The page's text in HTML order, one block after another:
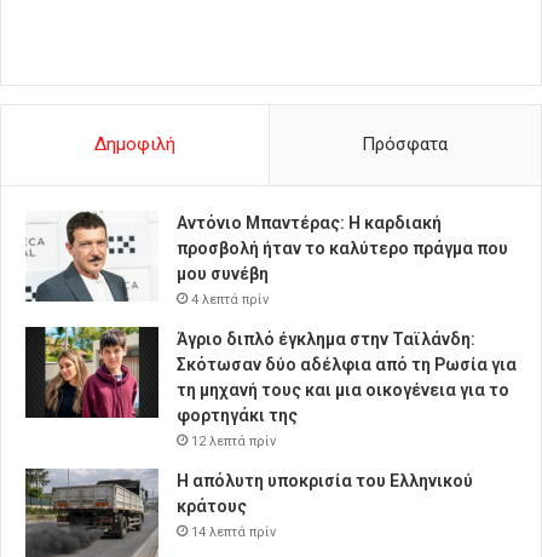
Δημοφιλή Πρόσφατα
Αντόνιο Μπαντέρας: Η καρδιακή
προσβολή ήταν το καλύτερο πράγμα που
μου συνέβη
4 λεπτά πρίν
Άγριο διπλό έγκλημα στην Ταϊλάνδη:
Σκότωσαν δύο αδέλφια από τη Ρωσία για
τη μηχανή τους και μια οικογένεια για το
φορτηγάκι της
12 λεπτά πρίν
Η απόλυτη υποκρισία του Ελληνικού
κράτους
14 λεπτά πρίν